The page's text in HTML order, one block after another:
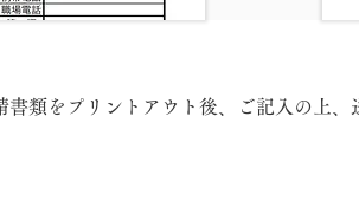
書類をプリントアウト後、ご記入の上、